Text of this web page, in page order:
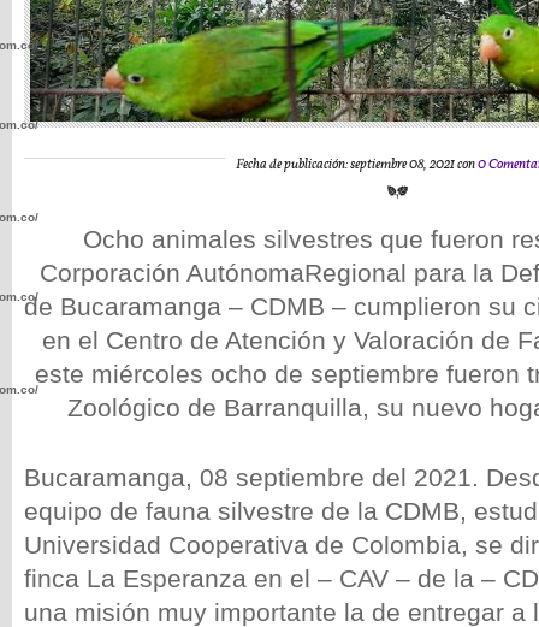
Fecha de publicación: septiembre 08, 2021 con0
Ocho animales silvestres que fueron
Corporación AutónomaRegional para la
de Bucaramanga – CDMB – cumplieron su
en el Centro de Atención y Valoración de
este miércoles ocho de septiembre fueron
Zoológico de Barranquilla, su nuevo
Bucaramanga, 08 septiembre del 2021.
equipo de fauna silvestre de la CDMB,
Universidad Cooperativa de Colombia, se
finca La Esperanza en el – CAV – de la –
una misión muy importante la de entregar a
wp-
wp-
wp-
wp-
wp-
wp-